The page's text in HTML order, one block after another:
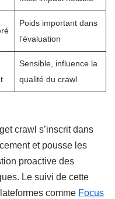
Poids important dans
l’évaluation
Sensible, influence la
qualité du crawl
crawl s’inscrit dans
et pousse les
proactive des
Le suivi de cette
comme Focus